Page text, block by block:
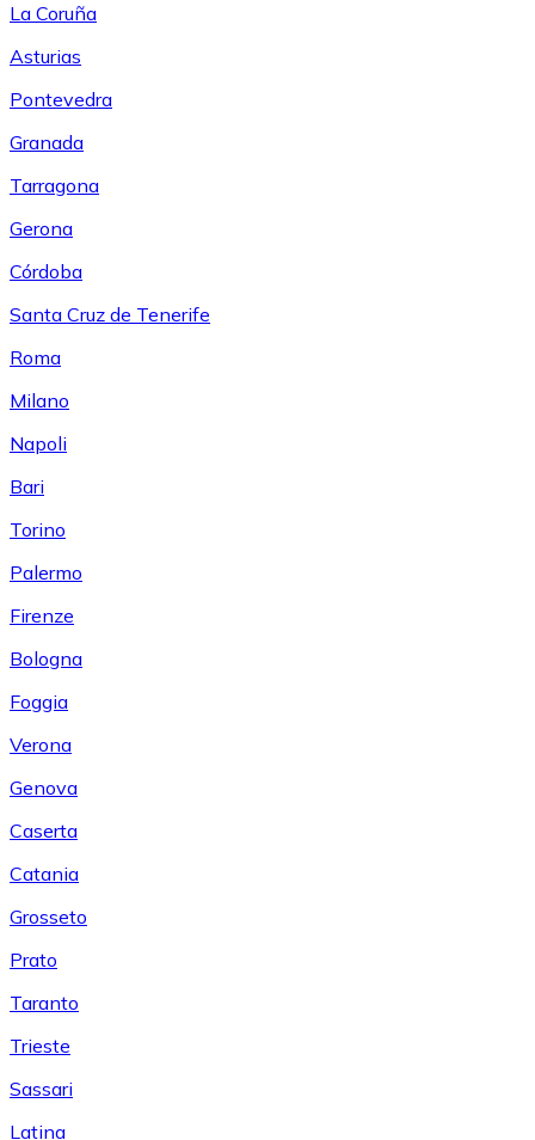
La Coruña
Asturias
Pontevedra
Granada
Tarragona
Gerona
Córdoba
Santa Cruz de Tenerife
Roma
Milano
Napoli
Bari
Torino
Palermo
Firenze
Bologna
Foggia
Verona
Genova
Caserta
Catania
Grosseto
Prato
Taranto
Trieste
Sassari
Latina